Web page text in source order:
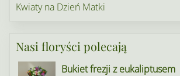
Kwiaty na Dzień Matki
Nasi floryści polecają
Bukiet frezji z eukaliptusem